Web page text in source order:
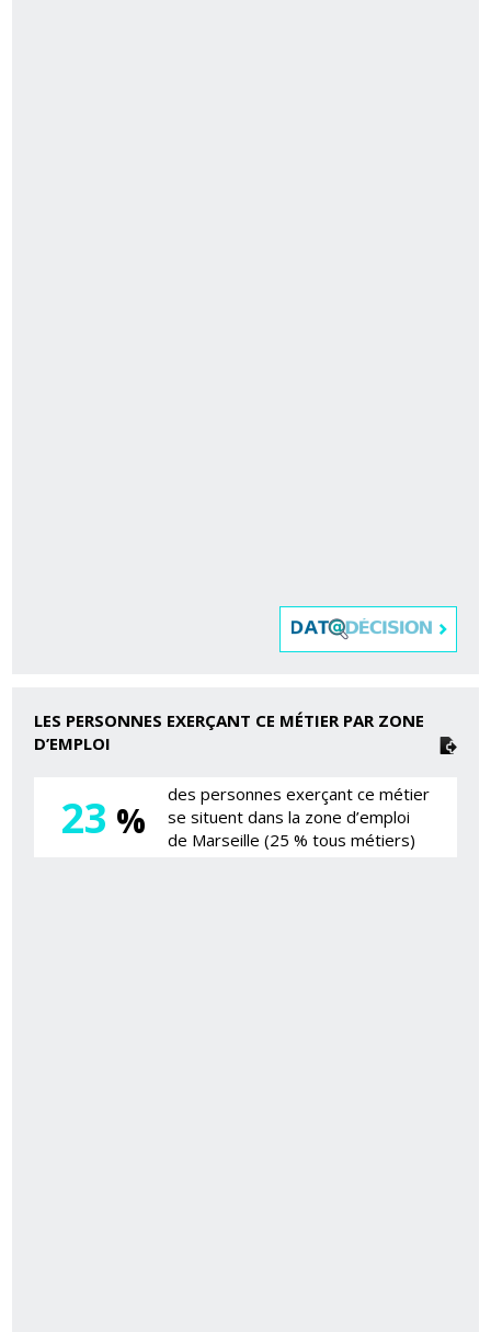
LES PERSONNES EXERÇANT CE MÉTIER PAR ZONE
D’EMPLOI
23 %
des personnes exerçant ce métier
se situent dans la zone d’emploi
de Marseille (25 % tous métiers)